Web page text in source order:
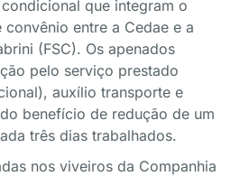
que integram o
entre a Cedae e a
(FSC). Os apenados
pelo serviço prestado
auxílio transporte e
benefício de redução de um
três dias trabalhados.
nos viveiros da Companhia